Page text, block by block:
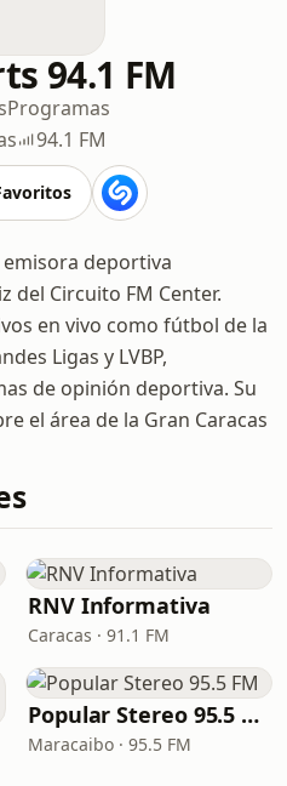
94.1 FM
Programas
94.1 FM
emisora deportiva
del Circuito FM Center.
en vivo como fútbol de la
Ligas y LVBP,
de opinión deportiva. Su
el área de la Gran Caracas
RNV Informativa
Caracas · 91.1 FM
Popular Stereo 95.5 FM
Maracaibo · 95.5 FM